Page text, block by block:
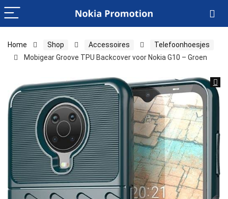
Home Shop Accessoires
Telefoonhoesjes
Mobigear Groove TPU Backcover voor Nokia G10 – Groen